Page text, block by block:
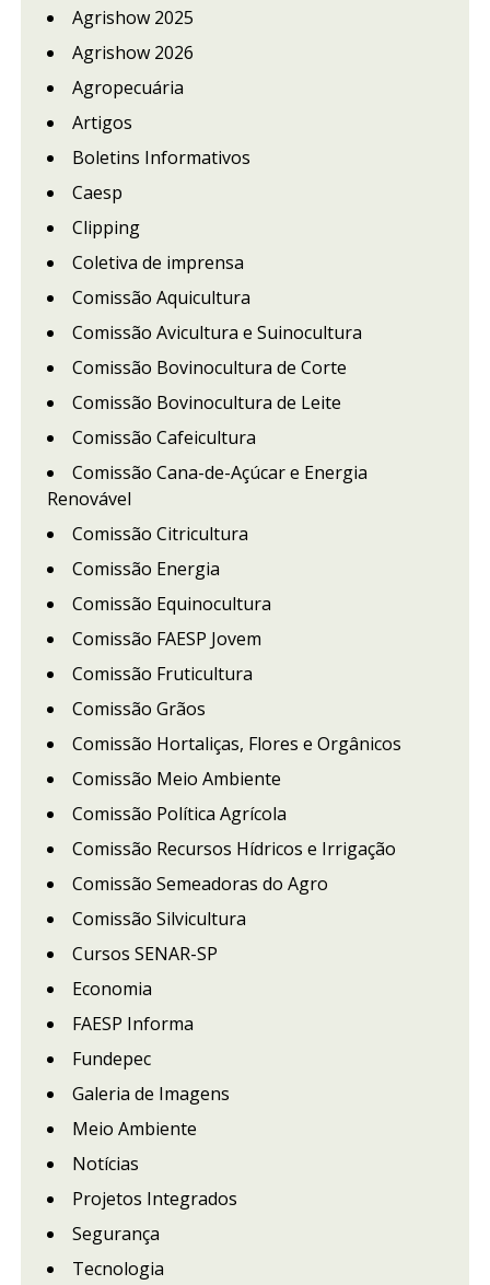
Agrishow 2025
Agrishow 2026
Agropecuária
Artigos
Boletins Informativos
Caesp
Clipping
Coletiva de imprensa
Comissão Aquicultura
Comissão Avicultura e Suinocultura
Comissão Bovinocultura de Corte
Comissão Bovinocultura de Leite
Comissão Cafeicultura
Comissão Cana-de-Açúcar e Energia
Renovável
Comissão Citricultura
Comissão Energia
Comissão Equinocultura
Comissão FAESP Jovem
Comissão Fruticultura
Comissão Grãos
Comissão Hortaliças, Flores e Orgânicos
Comissão Meio Ambiente
Comissão Política Agrícola
Comissão Recursos Hídricos e Irrigação
Comissão Semeadoras do Agro
Comissão Silvicultura
Cursos SENAR-SP
Economia
FAESP Informa
Fundepec
Galeria de Imagens
Meio Ambiente
Notícias
Projetos Integrados
Segurança
Tecnologia